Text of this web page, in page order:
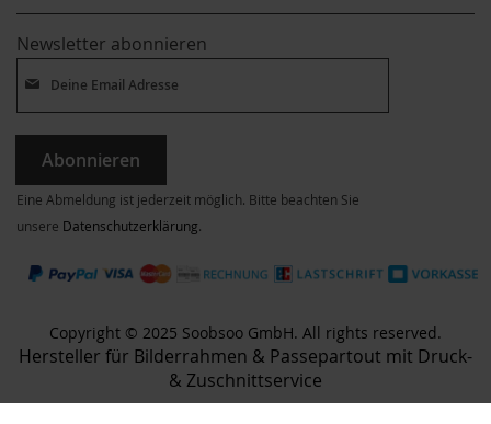
Newsletter abonnieren
Abonnieren
Eine Abmeldung ist jederzeit möglich. Bitte beachten Sie
unsere Datenschutzerklärung.
Copyright © 2025 Soobsoo GmbH. All rights reserved.
Hersteller für Bilderrahmen & Passepartout mit Druck-
& Zuschnittservice